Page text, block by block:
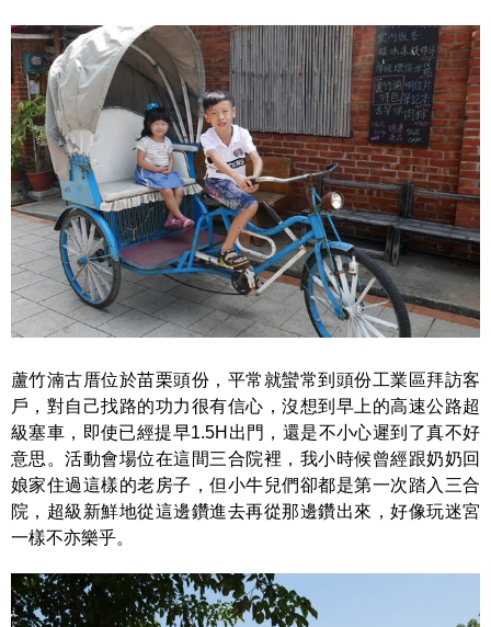
蘆竹湳古厝位於苗栗頭份，平常就蠻常到頭份工業區拜訪客
戶，對自己找路的功力很有信心，沒想到早上的高速公路超
級塞車，即使已經提早1.5H出門，還是不小心遲到了真不好
意思。活動會場位在這間三合院裡，我小時候曾經跟奶奶回
娘家住過這樣的老房子，但小牛兒們卻都是第一次踏入三合
院，超級新鮮地從這邊鑽進去再從那邊鑽出來，好像玩迷宮
一樣不亦樂乎。